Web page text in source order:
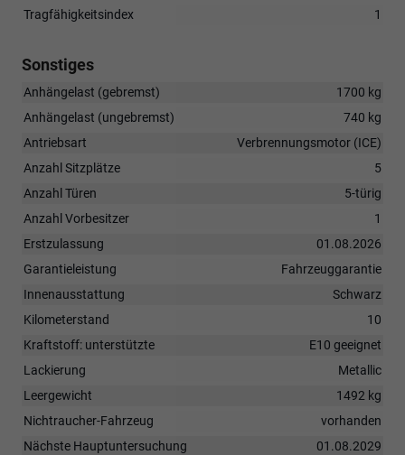
Tragfähigkeitsindex 1
Sonstiges
Anhängelast (gebremst)
1700 kg
Anhängelast (ungebremst)
740 kg
Antriebsart
Verbrennungsmotor (ICE)
Anzahl Sitzplätze
5
Anzahl Türen
5-türig
Anzahl Vorbesitzer
1
Erstzulassung
01.08.2026
Garantieleistung
Fahrzeuggarantie
Innenausstattung
Schwarz
Kilometerstand
10
Kraftstoff: unterstützte
E10 geeignet
Lackierung
Metallic
Leergewicht
1492 kg
Nichtraucher-Fahrzeug
vorhanden
Nächste Hauptuntersuchung
01.08.2029